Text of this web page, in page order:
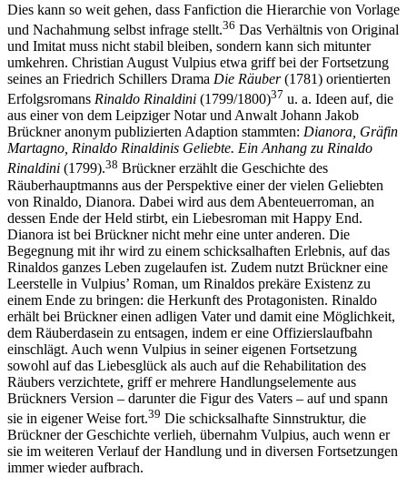
Dies kann so weit gehen, dass Fanfiction die Hierarchie von Vorlage
und Nachahmung selbst infrage stellt.36 Das Verhältnis von Original
und Imitat muss nicht stabil bleiben, sondern kann sich mitunter
umkehren. Christian August Vulpius etwa griff bei der Fortsetzung
seines an Friedrich Schillers Drama Die Räuber(1781) orientierten
Erfolgsromans Rinaldo Rinaldini (1799/1800)37 u. a. Ideen auf, die
aus einer von dem Leipziger Notar und Anwalt Johann Jakob
Brückner anonym publizierten Adaption stammten: Dianora, Gräfin
Martagno, Rinaldo Rinaldinis Geliebte. Ein Anhang zu Rinaldo
Rinaldini (1799).38 Brückner erzählt die Geschichte des
Räuberhauptmanns aus der Perspektive einer der vielen Geliebten
von Rinaldo, Dianora. Dabei wird aus dem Abenteuerroman, an
dessen Ende der Held stirbt, ein Liebesroman mit Happy End.
Dianora ist bei Brückner nicht mehr eine unter anderen. Die
Begegnung mit ihr wird zu einem schicksalhaften Erlebnis, auf das
Rinaldos ganzes Leben zugelaufen ist. Zudem nutzt Brückner eine
Leerstelle in Vulpius’ Roman, um Rinaldos prekäre Existenz zu
einem Ende zu bringen: die Herkunft des Protagonisten. Rinaldo
erhält bei Brückner einen adligen Vater und damit eine Möglichkeit,
dem Räuberdasein zu entsagen, indem er eine Offizierslaufbahn
einschlägt. Auch wenn Vulpius in seiner eigenen Fortsetzung
sowohl auf das Liebesglück als auch auf die Rehabilitation des
Räubers verzichtete, griff er mehrere Handlungselemente aus
Brückners Version – darunter die Figur des Vaters – auf und spann
sie in eigener Weise fort.39 Die schicksalhafte Sinnstruktur, die
Brückner der Geschichte verlieh, übernahm Vulpius, auch wenn er
sie im weiteren Verlauf der Handlung und in diversen Fortsetzungen
immer wieder aufbrach.